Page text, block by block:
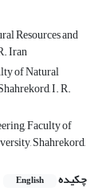
Resources and
Iran
of Natural
I. R.
Faculty of
Shahrekord,
چکیده
English